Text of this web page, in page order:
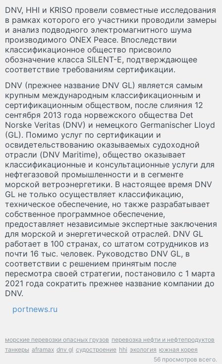
DNV, HHI и KRISO провели совместные исследования
в рамках которого его участники проводили замеры
и анализ подводного электромагнитного шума
производимого ONEX Peace. Впоследствии
классификационное общество присвоило
обозначение класса SILENT-E, подтверждающее
соответствие требованиям сертификации.
DNV (прежнее название DNV GL) является самым
крупным международным классификационным и
сертификационным обществом, после слияния 12
сентября 2013 года норвежского общества Det
Norske Veritas (DNV) и немецкого Germanischer Lloyd
(GL). Помимо услуг по сертификации и
освидетельствованию оказываемых судоходной
отрасли (DNV Maritime), общество оказывает
классификационные и консультационные услуги для
нефтегазовой промышленности и в сегменте
морской ветроэнергетики. В настоящее время DNV
GL не только осуществляет классификацию,
техническое обеспечение, но также разрабатывает
собственное программное обеспечение,
предоставляет независимые экспертные заключения
для морской и энергетической отраслей. DNV GL
работает в 100 странах, со штатом сотрудников из
почти 16 тыс. человек. Руководство DNV GL, в
соответствии с решением принятым после
пересмотра своей стратегии, постановило с 1 марта
2021 года сократить прежнее название компании до
DNV.
portnews.ru
морские перевозки опасных грузов перевозка нефти и нефтепродуктов
танкеры aframax dnv gl судостроение hhi экология южная корея
56 просмотров всего.